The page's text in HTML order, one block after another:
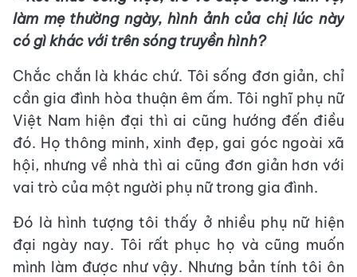
làm mẹ thường ngày, hình ảnh của chị lúc này
có gì khác với trên sóng truyền hình?
Chắc chắn là khác chứ. Tôi sống đơn giản, chỉ
cần gia đình hòa thuận êm ấm. Tôi nghĩ phụ nữ
Việt Nam hiện đại thì ai cũng hướng đến điều
đó. Họ thông minh, xinh đẹp, gai góc ngoài xã
hội, nhưng về nhà thì ai cũng đơn giản hơn với
vai trò của một người phụ nữ trong gia đình.
Đó là hình tượng tôi thấy ở nhiều phụ nữ hiện
đại ngày nay. Tôi rất phục họ và cũng muốn
mình làm được như vậy. Nhưng bản tính tôi ôn